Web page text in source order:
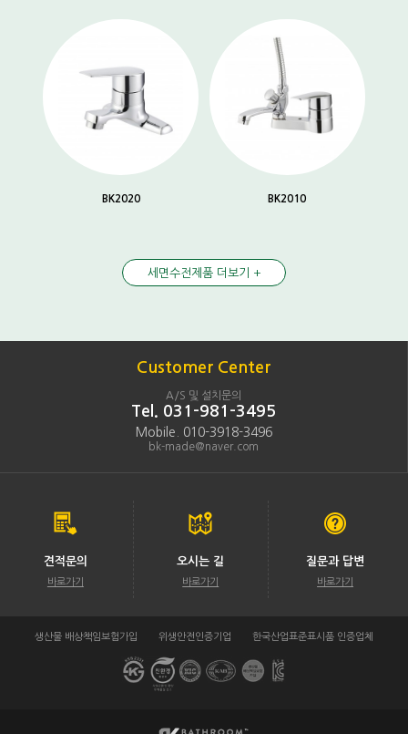
BK2020 BK2010
세면수전제품 더보기 +
Customer Center
A/S 및 설치문의
Tel. 031-981-3495
Mobile. 010-3918-3496
bk-made@naver.com
견적문의
바로가기
오시는 길
바로가기
질문과 답변
바로가기
생산물 배상책임보험가입 위생안전인증기업 한국산업표준표시품 인증업체